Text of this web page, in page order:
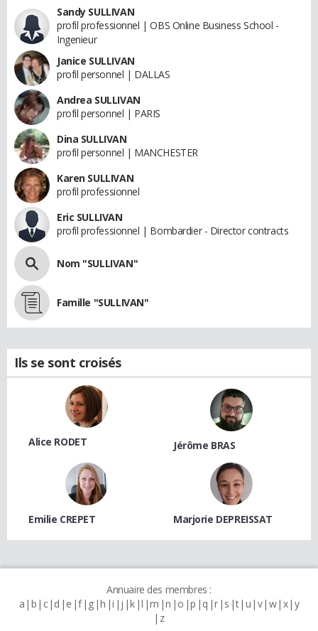
Sandy SULLIVAN
profil professionnel | OBS Online Business School -
Ingenieur
Janice SULLIVAN
profil personnel | DALLAS
Andrea SULLIVAN
profil personnel | PARIS
Dina SULLIVAN
profil personnel | MANCHESTER
Karen SULLIVAN
profil professionnel
Eric SULLIVAN
profil professionnel | Bombardier - Director contracts
Nom "SULLIVAN"
Famille "SULLIVAN"
Ils se sont croisés
Alice RODET Jérôme BRAS
Emilie CREPET Marjorie DEPREISSAT
Annuaire des membres :
a b c d e f g h i j k l m n o p q r s t u v w x y
z